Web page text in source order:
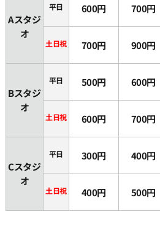
Aスタジ
オ
平日 600円 700円
土日祝 700円 900円
Bスタジ
オ
平日 500円 600円
土日祝 600円 700円
Cスタジ
オ
平日 300円 400円
土日祝 400円 500円